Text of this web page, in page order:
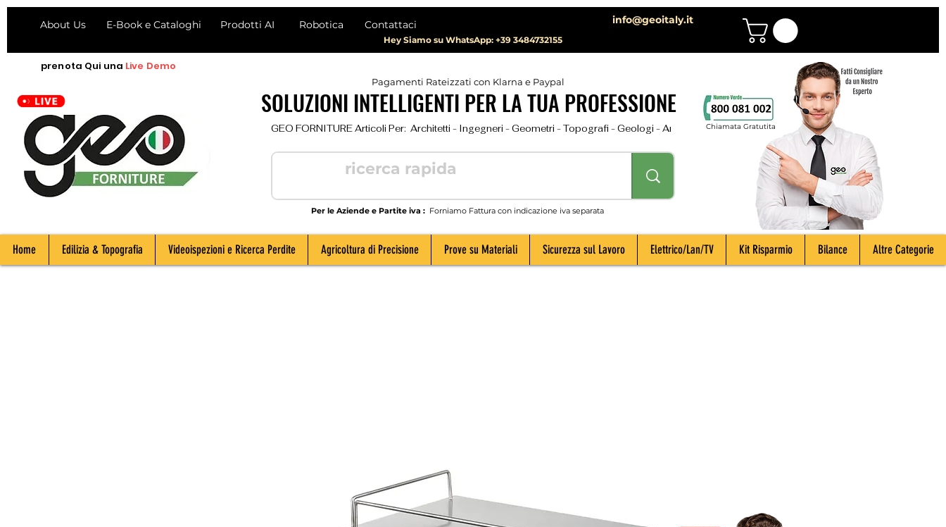
About Us E-Book e Cataloghi Prodotti AI Robotica Contattaci info@geoitaly.it
Hey Siamo su WhatsApp: +39 3484732155
prenota Qui una Live Demo
Pagamenti Rateizzati con Klarna e Paypal
SOLUZIONI INTELLIGENTI PER LA TUA PROFESSIONE
GEO FORNITURE Articoli Per:  Architetti - Ingegneri - Geometri - Topografi - Geologi - Archeologi - Impiantisti - Manutentori - Idraulici - Spurghisti -
Per le Aziende e Partite iva : Forniamo Fattura con indicazione iva separata
Chiamata Gratutita
Home Edilizia & Topografia Videoispezioni e Ricerca Perdite Agricoltura di Precisione Prove su Materiali Sicurezza sul Lavoro Elettrico/Lan/TV Kit Risparmio Bilance Altre Categorie